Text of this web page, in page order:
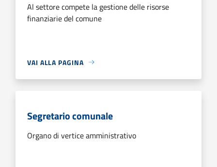
Al settore compete la gestione delle risorse
finanziarie del comune
VAI ALLA PAGINA
Segretario comunale
Organo di vertice amministrativo